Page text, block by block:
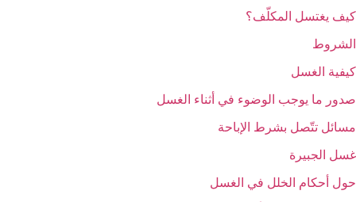
كيف يغتسل المكلّف؟
الشروط
كيفية الغسل
صدور ما يوجب الوضوء في أثناء الغسل
مسائل تتّصل بشرط الإباحة
غسل الجبيرة
حول أحكام الخلل في الغسل